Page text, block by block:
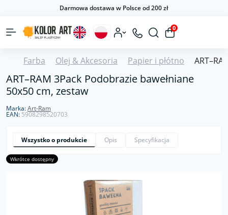
Darmowa dostawa w Polsce od 200 zł
0
Farba Olej & Akcesoria Papier i płótno
ART–RAM 3Pack Podobrazie bawełniane
50x50 cm, zestaw
Marka:Art-Ram
EAN: 5908298520703
Wszystko o produkcie Opis Specyfikacja
Wkrótce dostępny